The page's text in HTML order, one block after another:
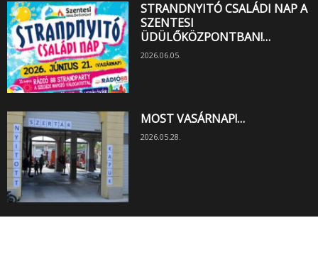
STRANDNYITÓ CSALÁDI NAP A
SZENTESI
ÜDÜLŐKÖZPONTBAN!…
2026.06.05.
MOST VASÁRNAP!…
2026.05.28.